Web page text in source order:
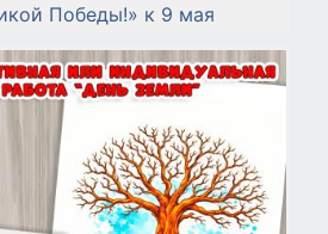
Победы!» к 9 мая